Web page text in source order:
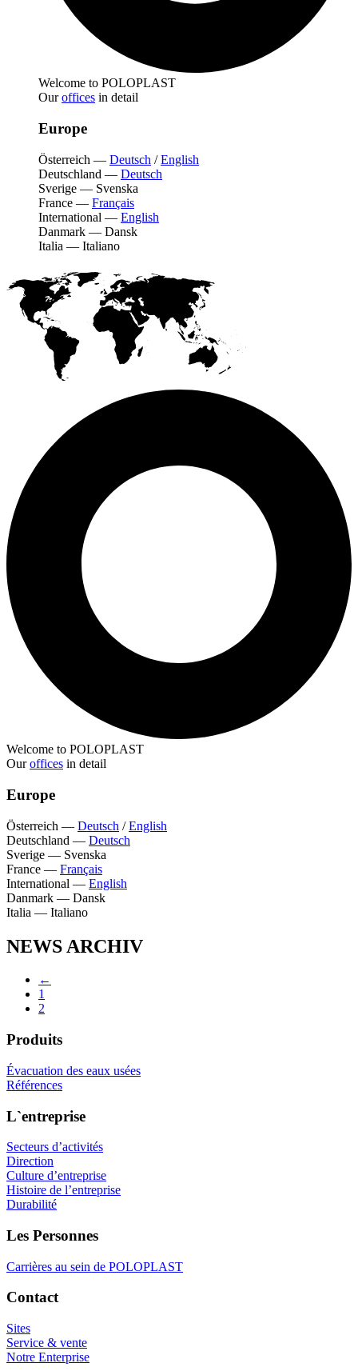
Welcome to POLOPLAST
Ouroffices in detail
Europe
Österreich — Deutsch /English
Deutschland — Deutsch
Sverige — Svenska
France — Français
International — English
Danmark — Dansk
Italia — Italiano
Welcome to POLOPLAST
Ouroffices in detail
Europe
Österreich — Deutsch /English
Deutschland — Deutsch
Sverige — Svenska
France — Français
International — English
Danmark — Dansk
Italia — Italiano
NEWS ARCHIV
←
1
2
Produits
Évacuation des eaux usées
Références
L`entreprise
Secteurs d’activités
Direction
Culture d’entreprise
Histoire de l’entreprise
Durabilité
Les Personnes
Carrières au sein de POLOPLAST
Contact
Sites
Service & vente
Notre Enterprise